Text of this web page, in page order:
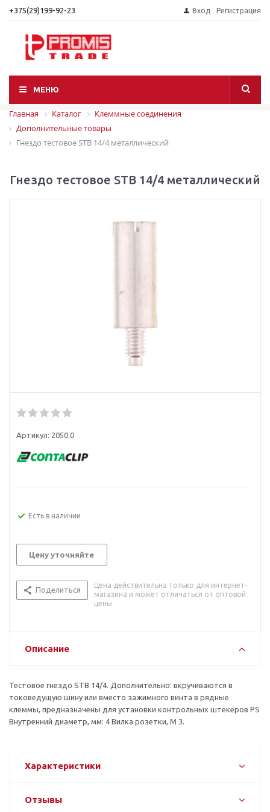
+375(29)199-92-23 Вход Регистрация
МЕНЮ
Главная Каталог
Клеммные соединения
Дополнительные товары
Гнездо тестовое STB 14/4 металлический
Гнездо тестовое STB 14/4 металлический
Артикул: 2050.0
Есть в наличии
Цену уточняйте
Поделиться
Цена действительна только для интернет-
магазина и может отличаться от оптовой
цены
Описание
Тестовое гнездо STB 14/4. Дополнительно: вкручиваются в
токоведущую шину или вместо зажимного винта в рядные
клеммы, предназна­чены для установки контрольных штекеров PS
Внутренний диаметр, мм: 4 Вилка розетки, M 3.
Характеристики
Отзывы